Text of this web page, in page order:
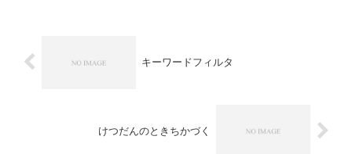
キーワードフィルタ
けつだんのときちかづく